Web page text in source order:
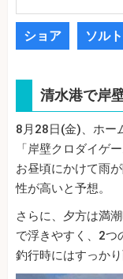
ショア ソル
清水港で岸
8月28日(金)、ホー
「岸壁クロダイゲ
お昼頃にかけて雨
性が高いと予想。
さらに、夕方は満
で浮きやすく、2つ
釣行時にはすっか